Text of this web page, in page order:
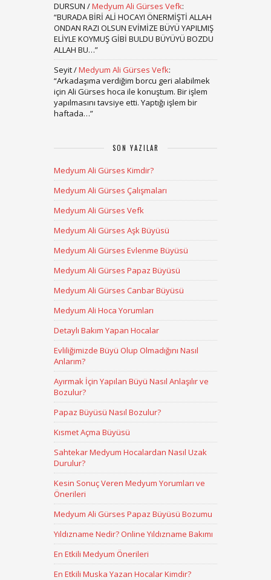
DURSUN /Medyum Ali Gürses Vefk:
“BURADA BİRİ ALİ HOCAYI ÖNERMİŞTİ ALLAH
ONDAN RAZI OLSUN EVİMİZE BÜYÜ YAPILMIŞ
ELİYLE KOYMUŞ GİBİ BULDU BÜYÜYÜ BOZDU
ALLAH BU…”
Seyit/Medyum Ali Gürses Vefk:
“Arkadaşıma verdiğim borcu geri alabilmek
için Ali Gürses hoca ile konuştum. Bir işlem
yapılmasını tavsiye etti. Yaptığı işlem bir
haftada…”
SON YAZILAR
Medyum Ali Gürses Kimdir?
Medyum Ali Gürses Çalışmaları
Medyum Ali Gürses Vefk
Medyum Ali Gürses Aşk Büyüsü
Medyum Ali Gürses Evlenme Büyüsü
Medyum Ali Gürses Papaz Büyüsü
Medyum Ali Gürses Canbar Büyüsü
Medyum Ali Hoca Yorumları
Detaylı Bakım Yapan Hocalar
Evliliğimizde Büyü Olup Olmadığını Nasıl
Anlarım?
Ayırmak İçin Yapılan Büyü Nasıl Anlaşılır ve
Bozulur?
Papaz Büyüsü Nasıl Bozulur?
Kısmet Açma Büyüsü
Sahtekar Medyum Hocalardan Nasıl Uzak
Durulur?
Kesin Sonuç Veren Medyum Yorumları ve
Önerileri
Medyum Ali Gürses Papaz Büyüsü Bozumu
Yıldızname Nedir? Online Yıldızname Bakımı
En Etkili Medyum Önerileri
En Etkili Muska Yazan Hocalar Kimdir?